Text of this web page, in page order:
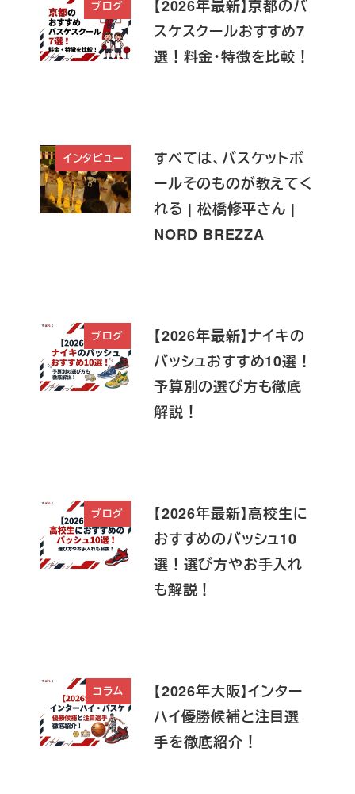
ブログ
【2026年最新】京都のバ
スケスクールおすすめ7
選！料金・特徴を比較！
インタビュー
すべては、バスケットボ
ールそのものが教えてく
れる | 松橋修平さん |
NORD BREZZA
ブログ
【2026年最新】ナイキの
バッシュおすすめ10選！
予算別の選び方も徹底
解説！
ブログ
【2026年最新】高校生に
おすすめのバッシュ10
選！選び方やお手入れ
も解説！
コラム
【2026年大阪】インター
ハイ優勝候補と注目選
手を徹底紹介！